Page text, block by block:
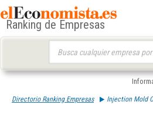
Ranking de Empresas
Directorio Ranking Empresas Injection Mold